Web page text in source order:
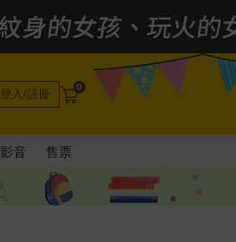
登入/註冊 0
影音 售票